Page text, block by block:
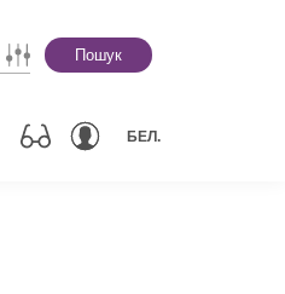
Пошук
БЕЛ.